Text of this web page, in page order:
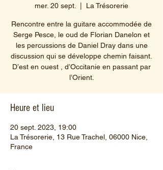
mer. 20 sept. La Trésorerie
Rencontre entre la guitare accommodée de
Serge Pesce, le oud de Florian Danelon et
les percussions de Daniel Dray dans une
discussion qui se développe chemin faisant.
D’est en ouest , d’Occitanie en passant par
l’Orient.
Heure et lieu
20 sept. 2023, 19:00
La Trésorerie, 13 Rue Trachel, 06000 Nice,
France